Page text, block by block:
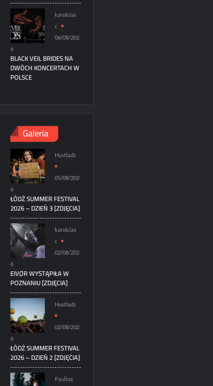
karolcias
c
06/08/202
6
BLACK VEIL BRIDES NA
DWÓCH KONCERTACH W
POLSCE
Galeria
Hustladz
05/08/202
6
ŁÓDŹ SUMMER FESTIVAL
2026 – DZIEŃ 3 [ZDJĘCIA]
karolcias
c
02/08/202
6
EIVØR WYSTĄPIŁA W
POZNANIU [ZDJĘCIA]
Hustladz
02/08/202
6
ŁÓDŹ SUMMER FESTIVAL
2026 – DZIEŃ 2 [ZDJĘCIA]
Paulina